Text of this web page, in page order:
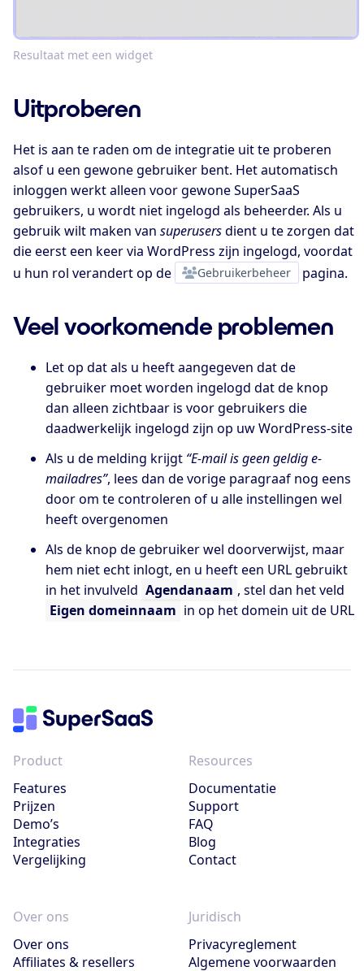
Resultaat met een widget
Uitproberen
Het is aan te raden om de integratie uit te proberen
alsof u een gewone gebruiker bent. Het automatisch
inloggen werkt alleen voor gewone SuperSaaS
gebruikers, u wordt niet ingelogd als beheerder. Als u
gebruik wilt maken van superusersdient u te zorgen dat
die eerst een keer via WordPress zijn ingelogd, voordat
u hun rol verandert op de
Gebruikerbeheer pagina.
Veel voorkomende problemen
Let op dat als u heeft aangegeven dat de
gebruiker moet worden ingelogd dat de knop
dan alleen zichtbaar is voor gebruikers die
daadwerkelijk ingelogd zijn op uw WordPress-site
Als u de melding krijgt “E-mail is geen geldig e-
mailadres”, lees dan de vorige paragraaf nog eens
door om te controleren of u alle instellingen wel
heeft overgenomen
Als de knop de gebruiker wel doorverwijst, maar
hem niet echt inlogt, en u heeft een URL gebruikt
in het invulveld Agendanaam , stel dan het veld
Eigen domeinnaam in op het domein uit de URL
Product
Features
Prijzen
Demo’s
Integraties
Vergelijking
Resources
Documentatie
Support
FAQ
Blog
Contact
Over ons
Over ons
Affiliates & resellers
Juridisch
Privacyreglement
Algemene voorwaarden